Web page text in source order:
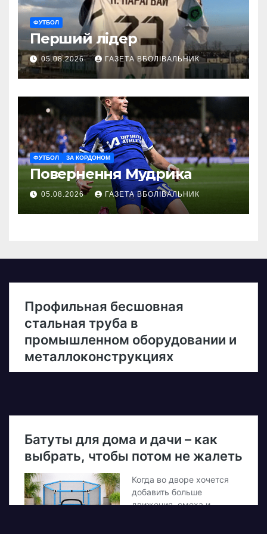
ФУТБОЛ
Перший лідер
05.08.2026 ГАЗЕТА ВБОЛІВАЛЬНИК
ФУТБОЛ ЗА КОРДОНОМ
Повернення Мудрика
05.08.2026 ГАЗЕТА ВБОЛІВАЛЬНИК